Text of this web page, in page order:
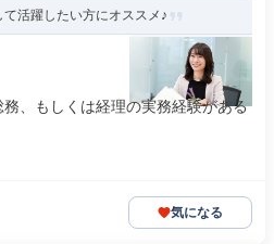
活躍したい方にオススメ♪
、もしくは経理の実務経験がある
気になる